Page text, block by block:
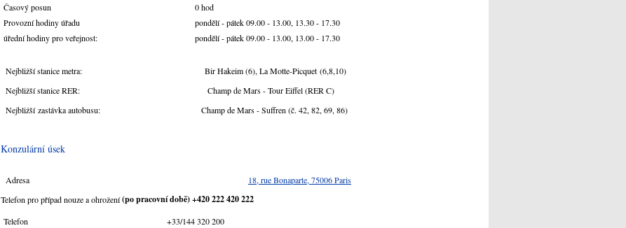
Časový posun
0 hod
Provozní hodiny úřadu
pondělí - pátek 09.00 - 13.00, 13.30 - 17.30
úřední hodiny pro veřejnost:
pondělí - pátek 09.00 - 13.00, 13.00 - 17.30
Nejbližší stanice metra: Bir Hakeim (6), La Motte-Picquet (6,8,10)
Nejbližší stanice RER: Champ de Mars - Tour Eiffel (RER C)
Nejbližší zastávka autobusu: Champ de Mars - Suffren (č. 42, 82, 69, 86)
Konzulární úsek
Adresa
18, rue Bonaparte, 75006 Paris
Telefon pro případ nouze a ohrožení(po pracovní době) +420 222 420 222
Telefon
+33/144 320 200